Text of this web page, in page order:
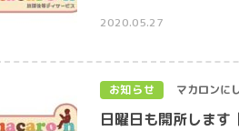
2020.05.27
お知らせ マカロンに
日曜日も開所します